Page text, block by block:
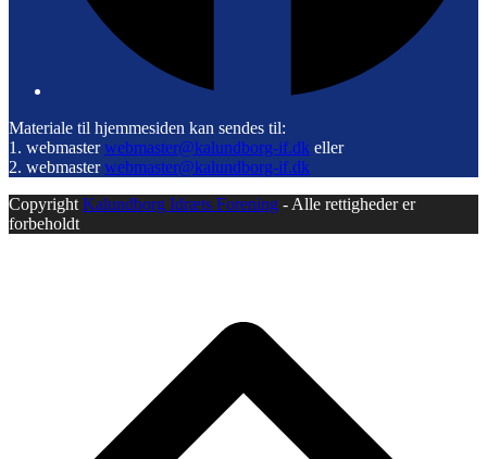
Materiale til hjemmesiden kan sendes til:
1. webmasterwebmaster@kalundborg-if.dk eller
2. webmasterwebmaster@kalundborg-if.dk
Copyright Kalundborg Idræts Forening - Alle rettigheder er
forbeholdt